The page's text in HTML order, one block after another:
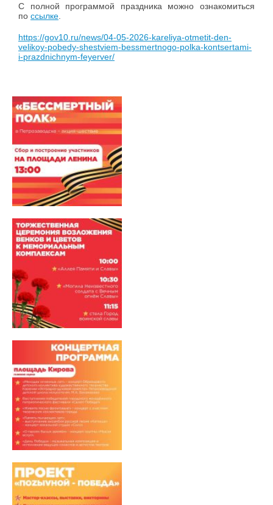
С полной программой праздника можно ознакомиться
по ссылке
https://gov10.ru/news/04-05-2026-kareliya-otmetit-den-
velikoy-pobedy-shestviem-bessmertnogo-polka-kontsertami-
i-prazdnichnym-feyerver/